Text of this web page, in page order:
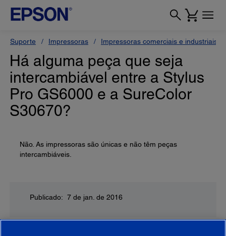
Suporte Impressoras Impressoras comerciais e industriais
Há alguma peça que seja
intercambiável entre a Stylus
Pro GS6000 e a SureColor
S30670?
Não. As impressoras são únicas e não têm peças
intercambiáveis.
Publicado: 7 de jan. de 2016